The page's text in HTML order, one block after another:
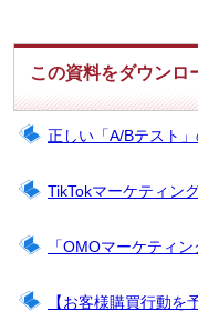
この資料をダウンロ
正しい「A/Bテスト
TikTokマーケティン
「OMOマーケティ
【お客様購買行動